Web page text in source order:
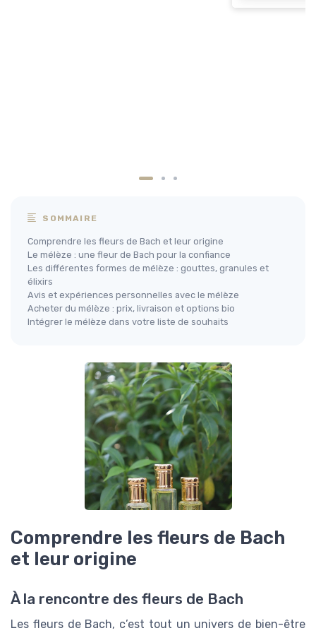
SOMMAIRE
Comprendre les fleurs de Bach et leur origine
Le mélèze : une fleur de Bach pour la confiance
Les différentes formes de mélèze : gouttes, granules et
élixirs
Avis et expériences personnelles avec le mélèze
Acheter du mélèze : prix, livraison et options bio
Intégrer le mélèze dans votre liste de souhaits
Comprendre les fleurs de Bach
et leur origine
À la rencontre des fleurs de Bach
Les fleurs de Bach, c’est tout un univers de bien-être